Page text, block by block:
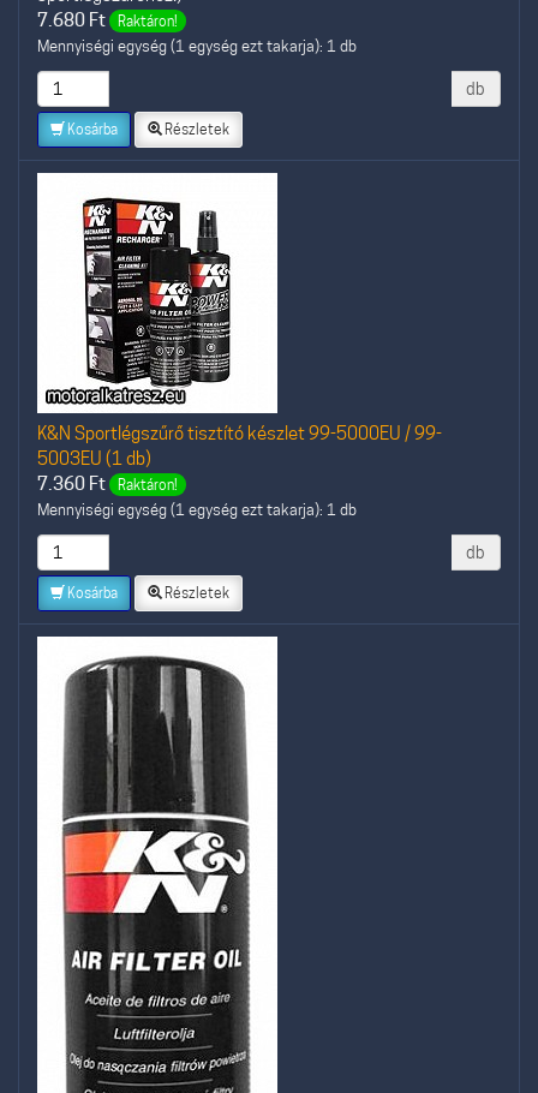
7.680 Ft Raktáron!
Mennyiségi egység (1 egység ezt takarja): 1 db
db
Kosárba Részletek
K&N Sportlégszűrő tisztító készlet 99-5000EU / 99-
5003EU (1 db)
7.360 Ft Raktáron!
Mennyiségi egység (1 egység ezt takarja): 1 db
db
Kosárba Részletek